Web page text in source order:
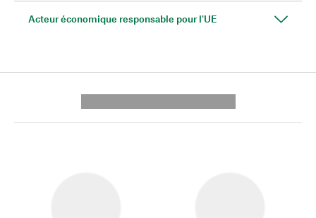
Acteur économique responsable pour l'UE